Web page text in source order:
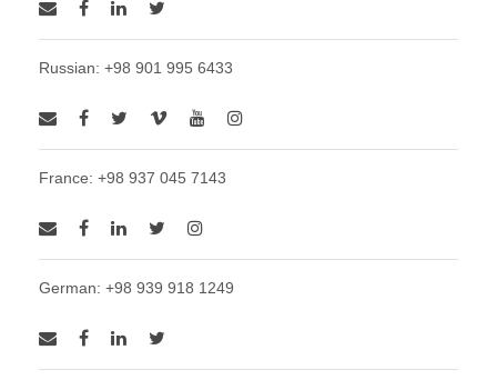
Russian: +98 901 995 6433
France: +98 937 045 7143
German: +98 939 918 1249